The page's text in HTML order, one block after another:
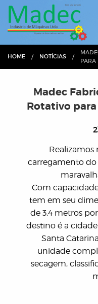
HOME NOTÍCIAS
PARA
Madec
Rotativo
Realizamos
carregamento
Com
tem em seu
de 3,4 metros
destino é a
Santa
unidade
secagem,